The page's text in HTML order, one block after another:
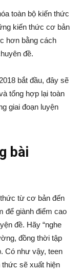
toàn bộ kiến thức
kiến thức cơ bản
hơn bằng cách
đề.
bắt đầu, đây sẽ
tổng hợp lại toàn
giai đoạn luyện
bài
từ cơ bản đến
để giành điểm cao
đề. Hãy “nghe
đồng thời tập
Có như vậy, teen
thức sẽ xuất hiện